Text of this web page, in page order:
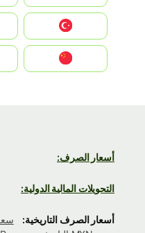
أسعار الصرف:
التحويلات المالية الدولية:
أسعار الصرف التاريخية: سعر AUD التاريخي